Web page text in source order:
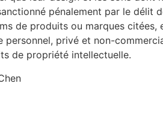
pénalement par le délit
de produits ou marques
privé et non-
de propriété intellectuelle.